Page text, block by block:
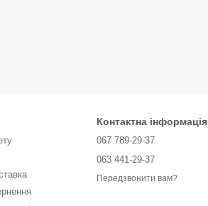
Контактна інформація
067 789-29-37
063 441-29-37
Передзвонити вам?